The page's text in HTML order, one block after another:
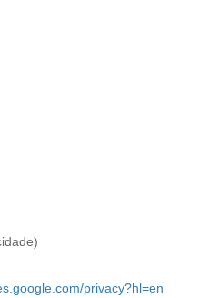
privacy?hl=en